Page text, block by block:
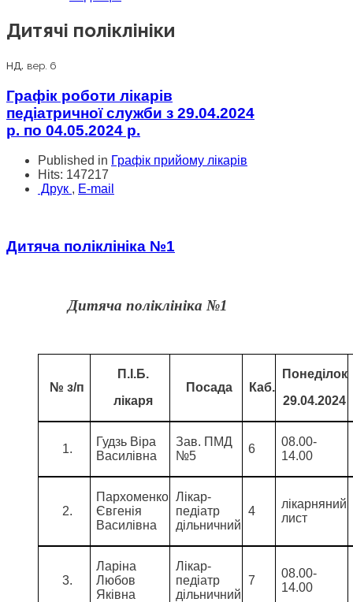
Дитячі поліклініки
нд. вер. 6
Графік роботи лікарів
педіатричної служби з 29.04.2024
р. по 04.05.2024 р.
Published in Графік прийому лікарів
Hits: 147217
Друк , E-mail
Дитяча поліклініка №1
Дитяча поліклініка №1
№ з/п
П.І.Б.
лікаря
Посада Каб.
Понеділок
29.04.2024
Гудзь Віра
Василівна
Зав. ПМД
№5
6
08.00-
14.00
Пархоменко
Євгенія
Василівна
Лікар-
педіатр
дільничний
4
лікарняний
лист
Ларіна
Любов
Яківна
Лікар-
педіатр
дільничний
7
08.00-
14.00